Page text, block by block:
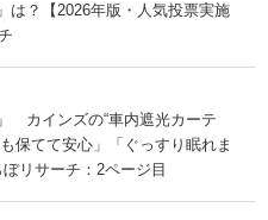
は？【2026年版・人気投票実施
カインズの“車内遮光カーテ
保てて安心」「ぐっすり眠れま
リサーチ：2ページ目